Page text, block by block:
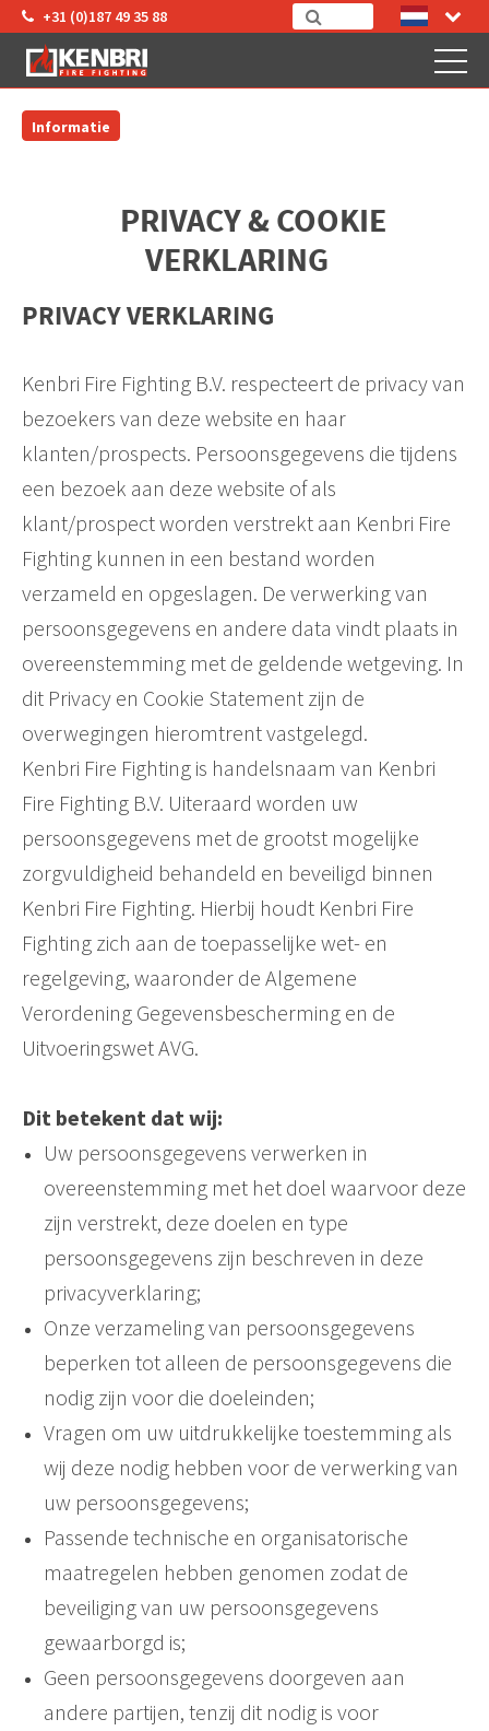
+31 (0)187 49 35 88
Informatie
PRIVACY & COOKIE
VERKLARING
PRIVACY VERKLARING
Kenbri Fire Fighting B.V. respecteert de privacy van
bezoekers van deze website en haar
klanten/prospects. Persoonsgegevens die tijdens
een bezoek aan deze website of als
klant/prospect worden verstrekt aan Kenbri Fire
Fighting kunnen in een bestand worden
verzameld en opgeslagen. De verwerking van
persoonsgegevens en andere data vindt plaats in
overeenstemming met de geldende wetgeving. In
dit Privacy en Cookie Statement zijn de
overwegingen hieromtrent vastgelegd.
Kenbri Fire Fighting is handelsnaam van Kenbri
Fire Fighting B.V. Uiteraard worden uw
persoonsgegevens met de grootst mogelijke
zorgvuldigheid behandeld en beveiligd binnen
Kenbri Fire Fighting. Hierbij houdt Kenbri Fire
Fighting zich aan de toepasselijke wet- en
regelgeving, waaronder de Algemene
Verordening Gegevensbescherming en de
Uitvoeringswet AVG.
Dit betekent dat wij:
Uw persoonsgegevens verwerken in
overeenstemming met het doel waarvoor deze
zijn verstrekt, deze doelen en type
persoonsgegevens zijn beschreven in deze
privacyverklaring;
Onze verzameling van persoonsgegevens
beperken tot alleen de persoonsgegevens die
nodig zijn voor die doeleinden;
Vragen om uw uitdrukkelijke toestemming als
wij deze nodig hebben voor de verwerking van
uw persoonsgegevens;
Passende technische en organisatorische
maatregelen hebben genomen zodat de
beveiliging van uw persoonsgegevens
gewaarborgd is;
Geen persoonsgegevens doorgeven aan
andere partijen, tenzij dit nodig is voor